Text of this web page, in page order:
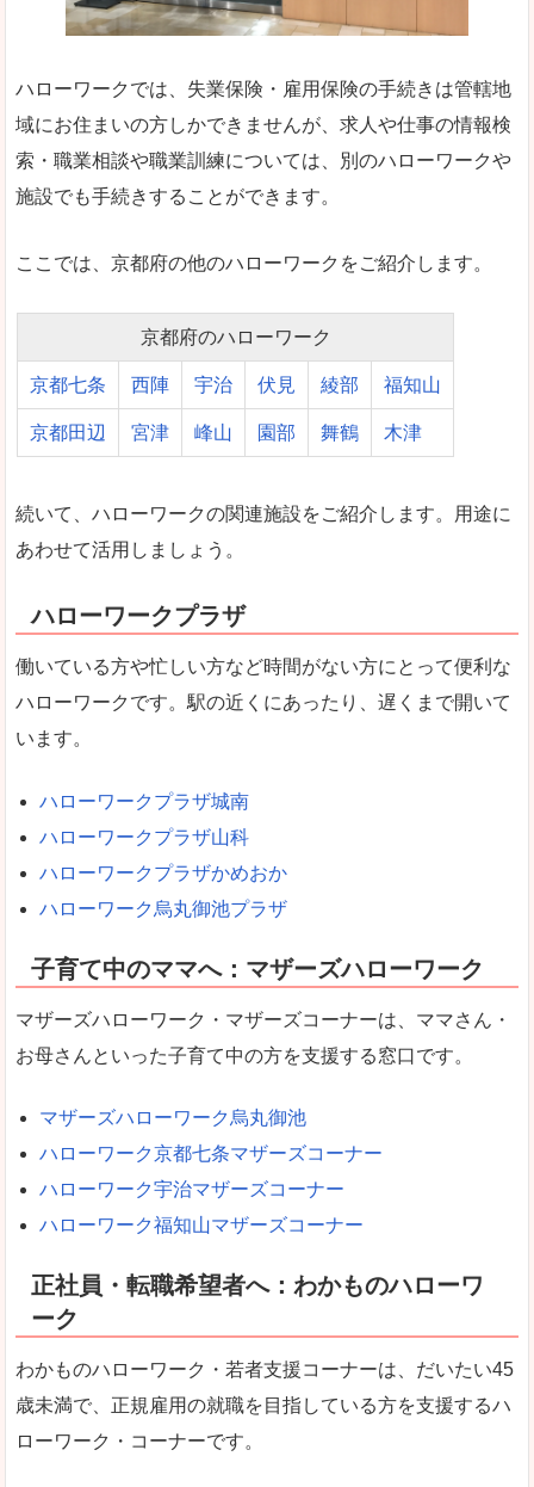
ハローワークでは、失業保険・雇用保険の手続きは管轄地
域にお住まいの方しかできませんが、求人や仕事の情報検
索・職業相談や職業訓練については、別のハローワークや
施設でも手続きすることができます。
ここでは、京都府の他のハローワークをご紹介します。
京都府のハローワーク
京都七条 西陣 宇治 伏見 綾部 福知山
京都田辺 宮津 峰山 園部 舞鶴 木津
続いて、ハローワークの関連施設をご紹介します。用途に
あわせて活用しましょう。
ハローワークプラザ
働いている方や忙しい方など時間がない方にとって便利な
ハローワークです。駅の近くにあったり、遅くまで開いて
います。
ハローワークプラザ城南
ハローワークプラザ山科
ハローワークプラザかめおか
ハローワーク烏丸御池プラザ
子育て中のママへ：マザーズハローワーク
マザーズハローワーク・マザーズコーナーは、ママさん・
お母さんといった子育て中の方を支援する窓口です。
マザーズハローワーク烏丸御池
ハローワーク京都七条マザーズコーナー
ハローワーク宇治マザーズコーナー
ハローワーク福知山マザーズコーナー
正社員・転職希望者へ：わかものハローワ
ーク
わかものハローワーク・若者支援コーナーは、だいたい45
歳未満で、正規雇用の就職を目指している方を支援するハ
ローワーク・コーナーです。